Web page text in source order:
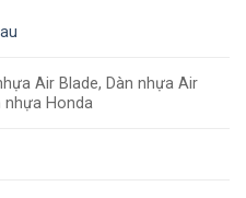
Air Blade, Dàn nhựa Air
nhựa Honda